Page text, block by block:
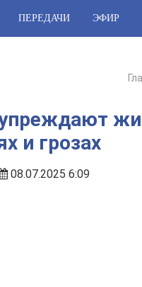
ПЕРЕДАЧИ ЭФИР
и грозах
08.07.2025 6:09